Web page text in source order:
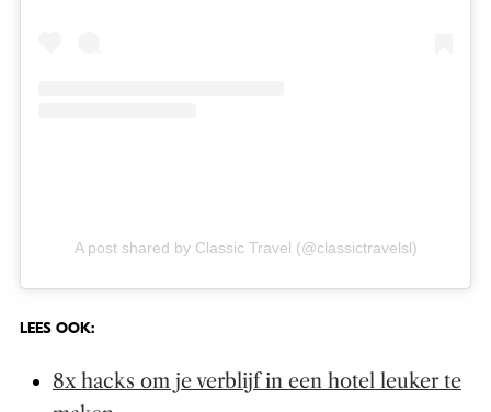
A post shared by Classic Travel (@classictravelsl)
LEES OOK:
8x hacks om je verblijf in een hotel leuker te